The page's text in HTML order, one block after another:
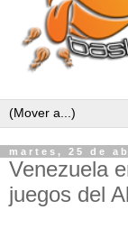
martes, 25 de
Venezuela
juegos del